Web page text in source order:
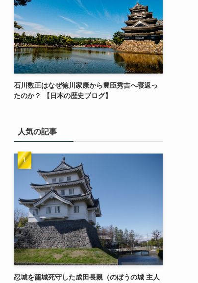
石川数正はなぜ徳川家康から豊臣秀吉へ寝返っ
たのか？ 【日本の歴史ブログ】
人気の記事
忍城を籠城死守した成田長親（のぼうの城 主人